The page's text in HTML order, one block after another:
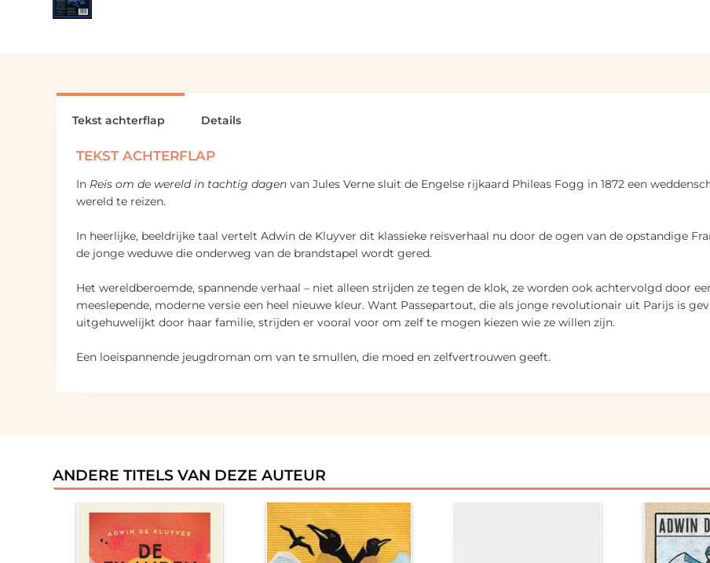
Tekst achterflap
TEKST ACHTERFLAP
In Reis om de wereld in tachtig dagen van Jules Verne sluit de Engelse rijkaard Phileas Fogg in 1872 een
wereld te reizen.
In heerlijke, beeldrijke taal vertelt Adwin de Kluyver dit klassieke reisverhaal nu door de ogen van de opstandige
de jonge weduwe die onderweg van de brandstapel wordt gered.
Het wereldberoemde, spannende verhaal – niet alleen strijden ze tegen de klok, ze worden ook achtervolgd door
meeslepende, moderne versie een heel nieuwe kleur. Want Passepartout, die als jonge revolutionair uit Parijs is
uitgehuwelijkt door haar familie, strijden er vooral voor om zelf te mogen kiezen wie ze willen zijn.
Een loeispannende jeugdroman om van te smullen, die moed en zelfvertrouwen geeft.
Details
ANDERE TITELS VAN DEZE AUTEUR